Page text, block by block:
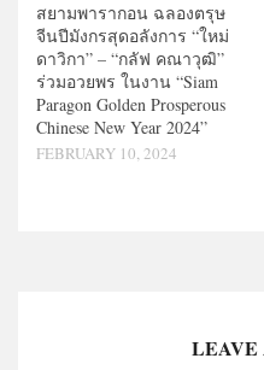
สยามพารากอน ฉลองตรุษ
จีนปีมังกรสุดอลังการ “ใหม่
ดาวิกา” – “กลัฟ คณาวุฒิ”
ร่วมอวยพร ในงาน “Siam
Paragon Golden Prosperous
Chinese New Year 2024”
FEBRUARY 10, 2024
LEAVE